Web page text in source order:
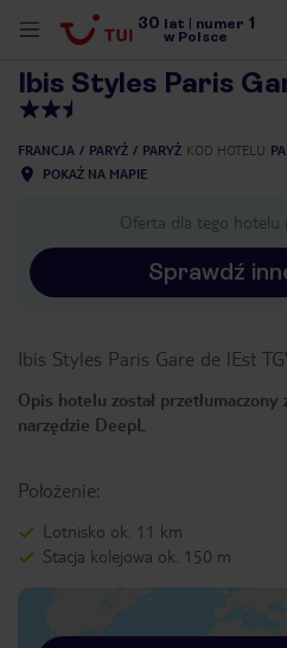
30 lat numer 1
w Polsce
Ibis Styles Paris
FRANCJA PARYŻ PARYŻ KOD HOTELU
POKAŻ NA MAPIE
Oferta dla tego hotelu
Sprawdź
Ibis Styles Paris Gare de lEst
Opis hotelu został
narzędzie DeepL
Położenie:
Lotnisko ok. 11 km
Stacja kolejowa ok. 150 m